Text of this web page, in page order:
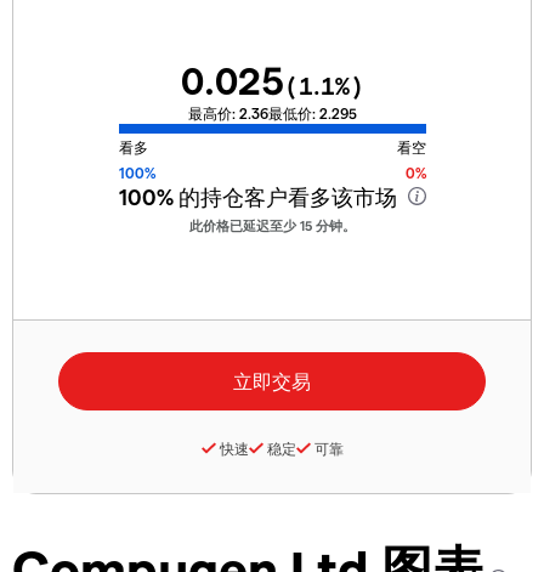
0.025(1.1%)
最高价: 2.36最低价: 2.295
看多
看空
100%
0%
100%的持仓客户看多该市场
此价格已延迟至少 15 分钟。
快速 稳定 可靠